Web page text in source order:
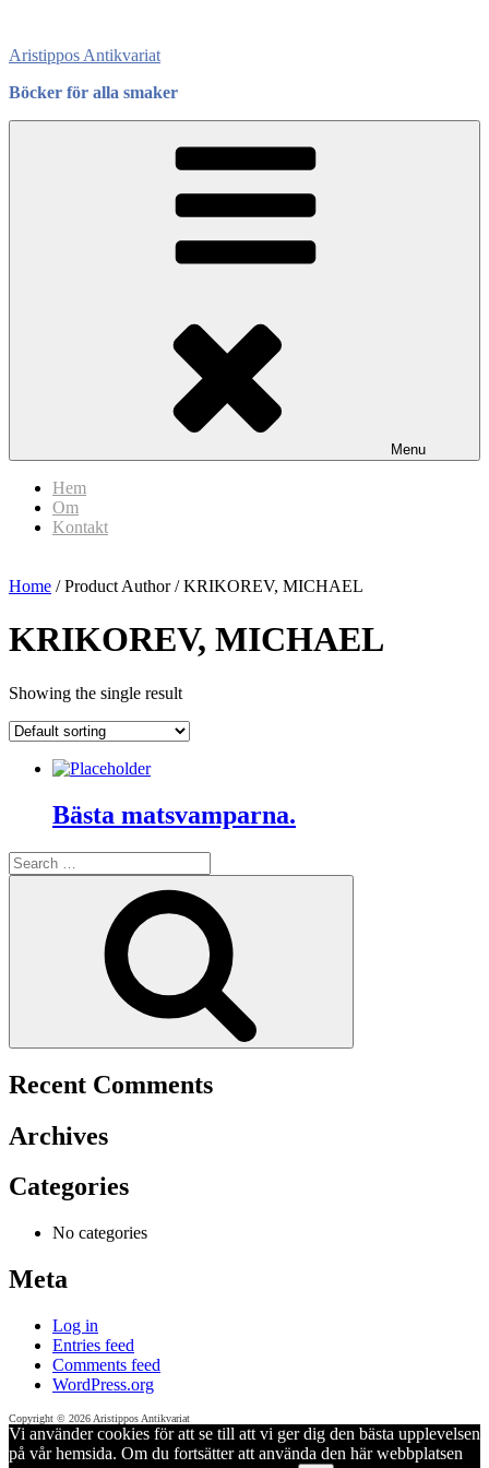
content
Aristippos Antikvariat
Böcker för alla smaker
Menu
Hem
Om
Kontakt
Home / Product Author / KRIKOREV, MICHAEL
KRIKOREV, MICHAEL
Showing the single result
Bästa matsvamparna.
Search
for:
Recent Comments
Archives
Categories
No categories
Meta
Log in
Entries feed
Comments feed
WordPress.org
Copyright © 2026 Aristippos Antikvariat
Vi använder cookies för att se till att vi ger dig den bästa upplevelsen
på vår hemsida. Om du fortsätter att använda den här webbplatsen